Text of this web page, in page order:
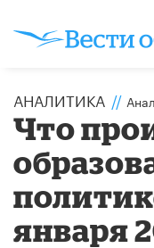
АНАЛИТИКА //
Что
января